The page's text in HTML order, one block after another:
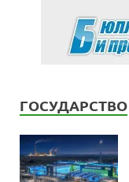
ГОСУДАРСТВО